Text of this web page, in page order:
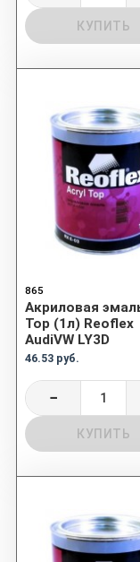
КУПИТЬ
865
Акриловая
Top (1л) Reoflex
AudiVW LY3D
46.53 руб.
−
КУПИТЬ